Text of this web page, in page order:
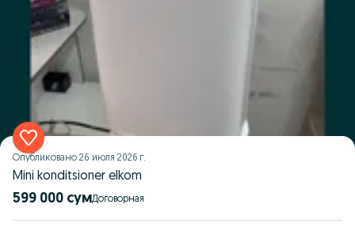
Опубликовано 26 июля 2026 г.
Mini konditsioner elkom
599 000 сум Договорная